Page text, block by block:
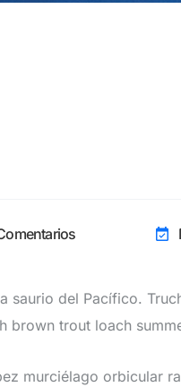
saurio del Pacífico.
brown trout loach
murciélago orbicular